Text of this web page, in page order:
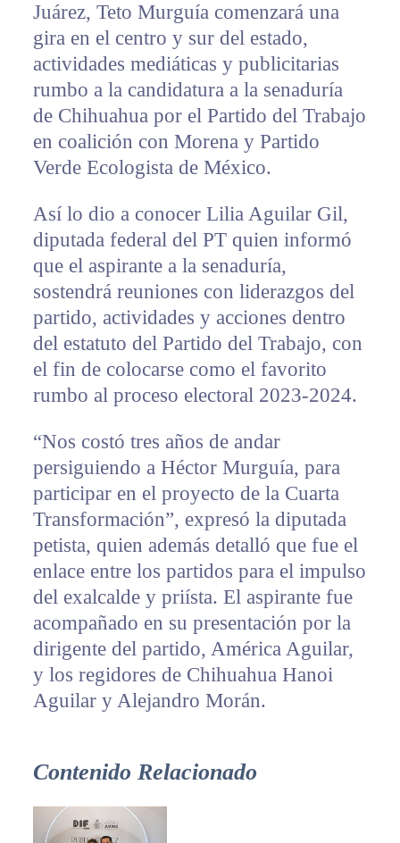
Juárez, Teto Murguía comenzará una
gira en el centro y sur del estado,
actividades mediáticas y publicitarias
rumbo a la candidatura a la senaduría
de Chihuahua por el Partido del Trabajo
en coalición con Morena y Partido
Verde Ecologista de México.
Así lo dio a conocer Lilia Aguilar Gil,
diputada federal del PT quien informó
que el aspirante a la senaduría,
sostendrá reuniones con liderazgos del
partido, actividades y acciones dentro
del estatuto del Partido del Trabajo, con
el fin de colocarse como el favorito
rumbo al proceso electoral 2023-2024.
“Nos costó tres años de andar
persiguiendo a Héctor Murguía, para
participar en el proyecto de la Cuarta
Transformación”, expresó la diputada
petista, quien además detalló que fue el
enlace entre los partidos para el impulso
del exalcalde y priísta. El aspirante fue
acompañado en su presentación por la
dirigente del partido, América Aguilar,
y los regidores de Chihuahua Hanoi
Aguilar y Alejandro Morán.
Contenido Relacionado